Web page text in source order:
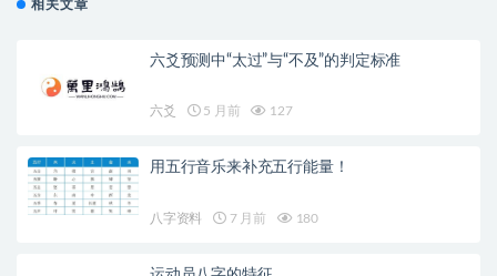
相关文章
六爻预测中“太过”与“不及”的判定标准
六爻 5 月前 127
用五行音乐来补充五行能量！
八字资料 7 月前 180